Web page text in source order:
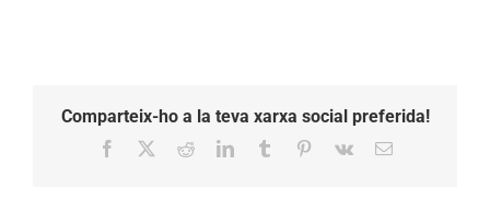
Comparteix-ho a la teva xarxa social preferida!
Facebook RedditLinkedInTumblr Pinterest
Vk Email: